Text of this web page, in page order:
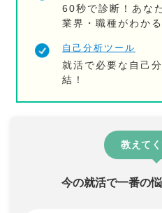
60秒で診断！あな
業界・職種がわかる
自己分析ツール
就活で必要な自己
結！